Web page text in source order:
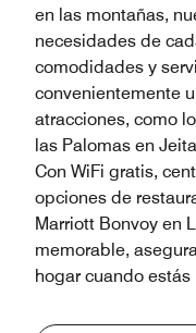
en las montañas,
necesidades de
comodidades y
convenientemente
atracciones, como
las Palomas en
Con WiFi gratis,
opciones de
Marriott Bonvoy en
memorable,
hogar cuando estás